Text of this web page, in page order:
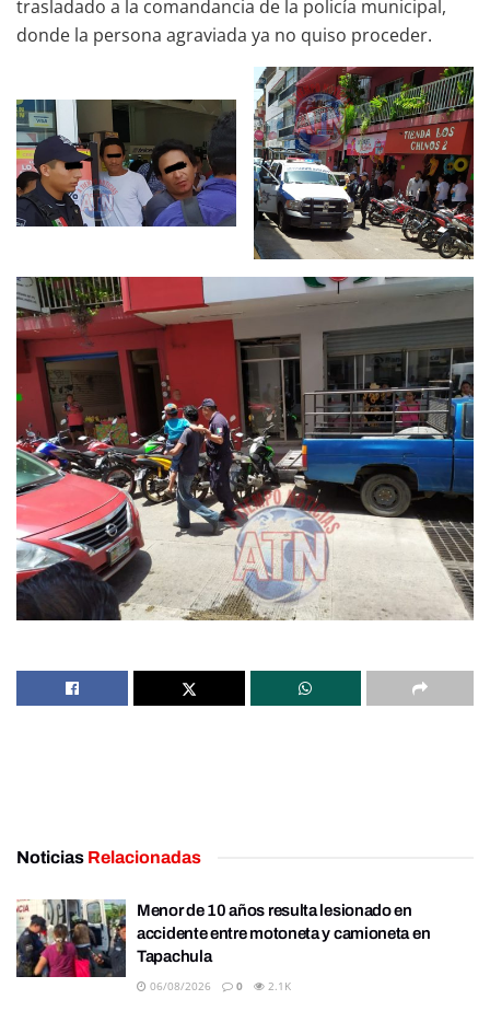
trasladado a la comandancia de la policía municipal,
donde la persona agraviada ya no quiso proceder.
Noticias Relacionadas
Menor de 10 años resulta lesionado en
accidente entre motoneta y camioneta en
Tapachula
06/08/2026 0 2.1K